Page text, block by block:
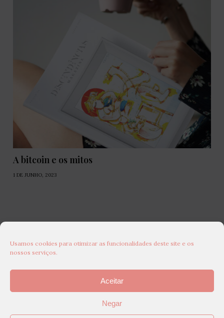
Usamos cookies para otimizar as funcionalidades deste site e os
nossos serviços.
Aceitar
Negar
A bitcoin e os mitos
1 DE JUNHO, 2023